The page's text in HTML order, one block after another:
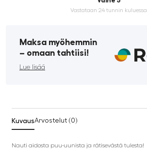
Vastataan 24 tunnin kuluessa
Maksa myöhemmin
­– omaan tahtiisi!
Lue lisää
KuvausArvostelut (0)
Nauti aidosta puu-uunista ja rätisevästä tulesta!